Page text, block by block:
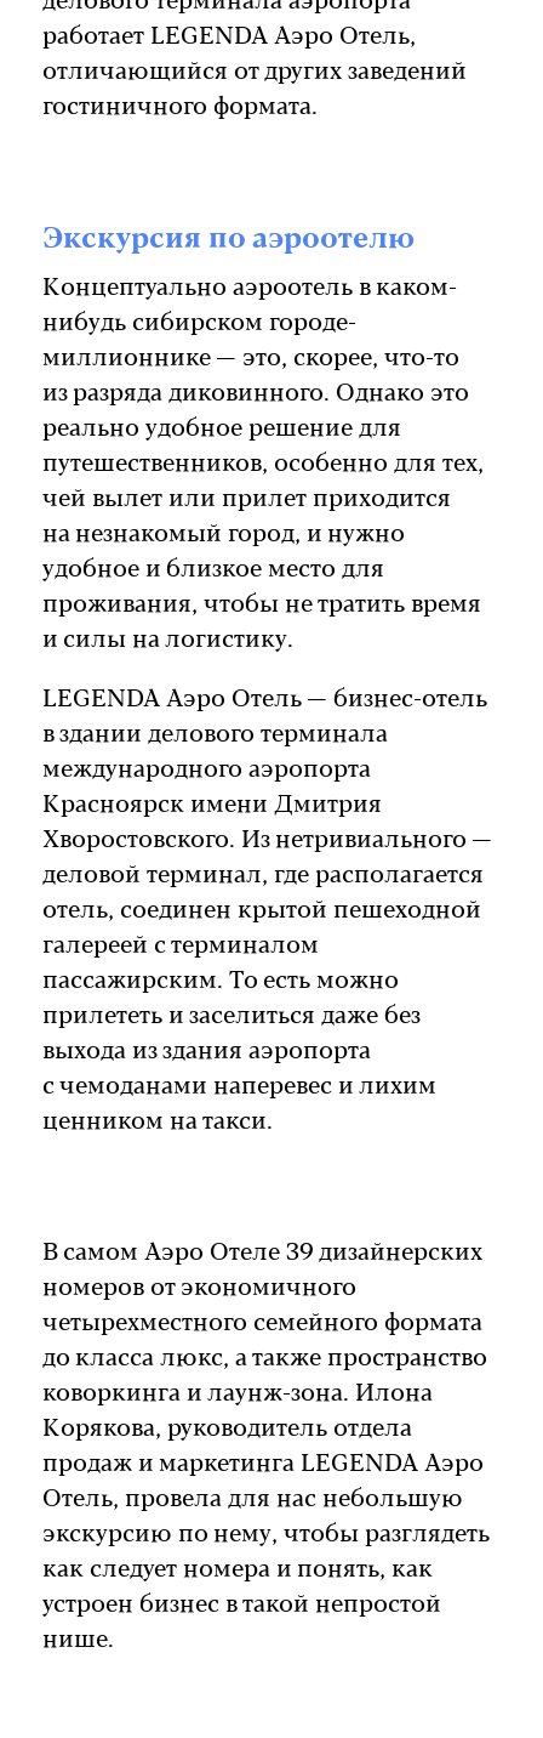
работает LEGENDA Аэро Отель,
отличающийся от других заведений
гостиничного формата.
Экскурсия по аэроотелю
Концептуально аэроотель в каком-
нибудь сибирском городе-
миллионнике — это, скорее, что-то
из разряда диковинного. Однако это
реально удобное решение для
путешественников, особенно для тех,
чей вылет или прилет приходится
на незнакомый город, и нужно
удобное и близкое место для
проживания, чтобы не тратить время
и силы на логистику.
LEGENDA Аэро Отель — бизнес-отель
в здании делового терминала
международного аэропорта
Красноярск имени Дмитрия
Хворостовского. Из нетривиального —
деловой терминал, где располагается
отель, соединен крытой пешеходной
галереей с терминалом
пассажирским. То есть можно
прилететь и заселиться даже без
выхода из здания аэропорта
с чемоданами наперевес и лихим
ценником на такси.
В самом Аэро Отеле 39 дизайнерских
номеров от экономичного
четырехместного семейного формата
до класса люкс, а также пространство
коворкинга и лаунж-зона. Илона
Корякова, руководитель отдела
продаж и маркетинга LEGENDA Аэро
Отель, провела для нас небольшую
экскурсию по нему, чтобы разглядеть
как следует номера и понять, как
устроен бизнес в такой непростой
нише.